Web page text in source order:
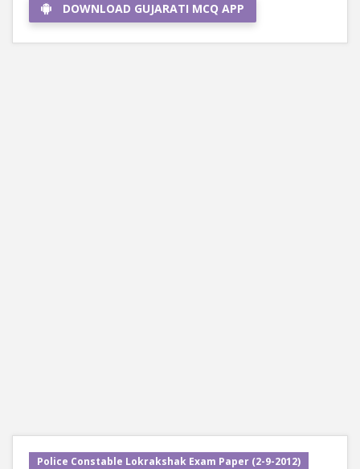
DOWNLOAD GUJARATI MCQ APP
Police Constable Lokrakshak Exam Paper (2-9-2012)